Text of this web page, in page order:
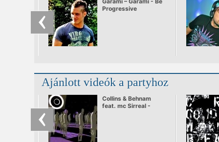
Progressive
Ajánlott videók a partyhoz
Collins & Behnam
feat. mc Sirreal -